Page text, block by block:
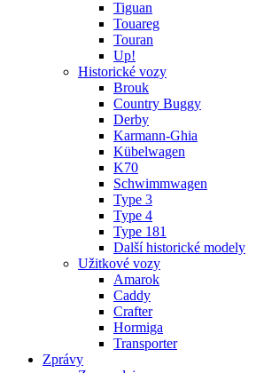
Tiguan
Touareg
Touran
Up!
Historické vozy
Brouk
Country Buggy
Derby
Karmann-Ghia
Kübelwagen
K70
Schwimmwagen
Type 3
Type 4
Type 181
Další historické modely
Užitkové vozy
Amarok
Caddy
Crafter
Hormiga
Transporter
Zprávy